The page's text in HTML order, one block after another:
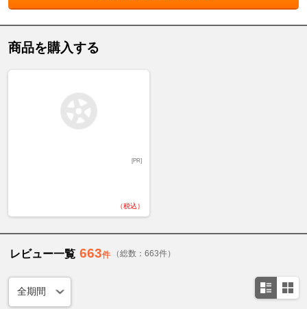
商品を購入する
[PR]
（税込）
レビュー一覧 663件 （総数：663件）